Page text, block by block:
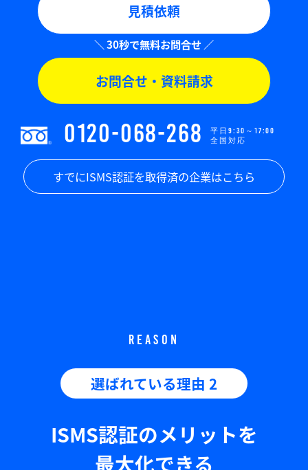
見積依頼
お問合せ・資料請求
0120-068-268
平日9:30～17:00
全国対応
すでにISMS認証を取得済の企業はこちら
REASON
選ばれている理由 2
ISMS認証のメリットを
最大化できる